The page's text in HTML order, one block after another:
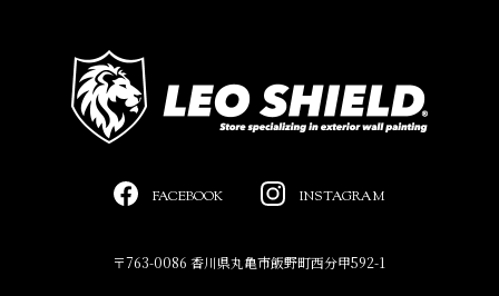
FACEBOOK INSTAGRAM
〒763-0086 香川県丸亀市飯野町西分甲592-1